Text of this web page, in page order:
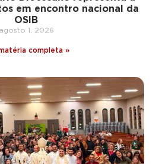
em encontro nacional da
OSIB
agosto 1, 2026
completa »